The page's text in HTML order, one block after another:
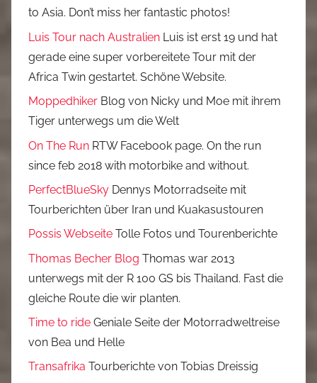
to Asia. Don’t miss her fantastic photos!
Luis Tour nach Australien Luis ist erst 19 und hat
gerade eine super vorbereitete Tour mit der
Africa Twin gestartet. Schöne Website.
Moppedhiker Blog von Nicky und Moe mit ihrem
Tiger unterwegs um die Welt
On The Run RTW Facebook page. On the run
since feb 2018 with motorbike and without.
PerfectBlueSky Dennys Motorradseite mit
Tourberichten über Iran und Kuakasustouren
Possis Webseite Tolle Fotos und Tourenberichte
Thomas Becher Blog Thomas war 2013
unterwegs mit der R 100 GS bis Thailand. Fast die
gleiche Route die wir planten.
Time to ride Geniale Seite der Motorradweltreise
von Bea und Helle
Transafrika Tourberichte von Tobias Dreissig